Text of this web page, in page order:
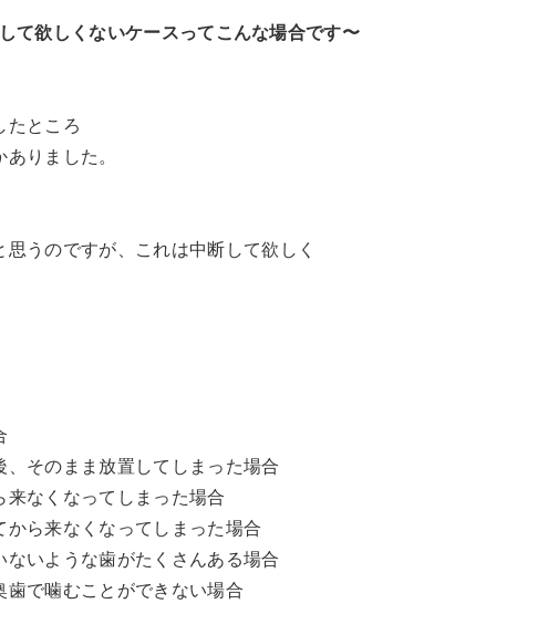
て欲しくないケースってこんな場合です〜
たところ
りました。
うのですが、これは中断して欲しく
そのまま放置してしまった場合
なくなってしまった場合
ら来なくなってしまった場合
いような歯がたくさんある場合
で噛むことができない場合